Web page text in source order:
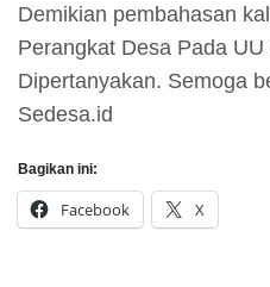
Demikian pembahasan
Perangkat Desa Pada
Dipertanyakan. Semoga
Sedesa.id
Bagikan ini:
Facebook X